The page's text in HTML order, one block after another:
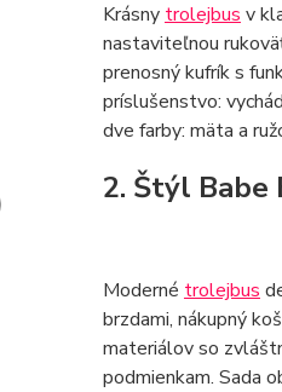
Krásny trolejbus v
nastaviteľnou
prenosný kufrík s
príslušenstvo:
dve farby: mäta a
2. Štýl Babe
Moderné trolejbus
brzdami, nákupný
materiálov so
podmienkam. Sada